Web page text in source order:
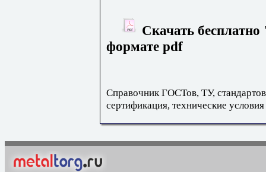
Скачать
формате pdf
Справочник ГОСТов, ТУ,
сертификация, технические условия